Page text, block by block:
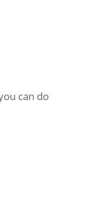
can do